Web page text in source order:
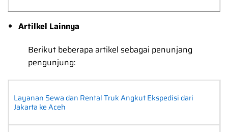
Artilkel Lainnya
Berikut beberapa artikel sebagai penunjang
pengunjung:
Layanan Sewa dan Rental Truk Angkut Ekspedisi dari
Jakarta ke Aceh